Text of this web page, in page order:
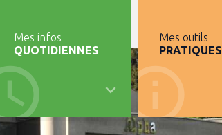
Mes infos
QUOTIDIENNES
Mes outils
PRATIQUES